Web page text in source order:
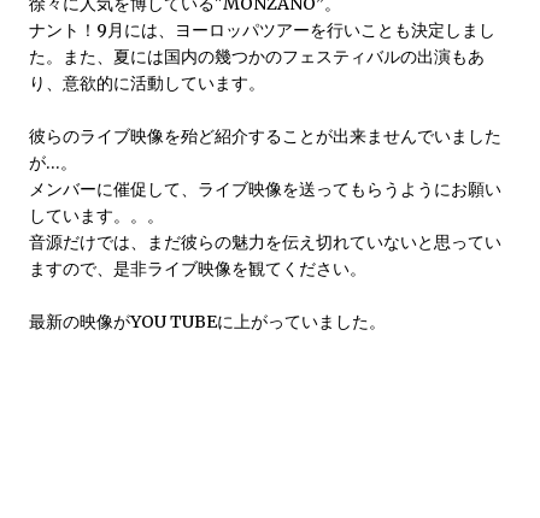
ナント！9月には、ヨーロッパツアーを行いことも決定しまし
た。また、夏には国内の幾つかのフェスティバルの出演もあ
り、意欲的に活動しています。
彼らのライブ映像を殆ど紹介することが出来ませんでいました
が…。
メンバーに催促して、ライブ映像を送ってもらうようにお願い
しています。。。
音源だけでは、まだ彼らの魅力を伝え切れていないと思ってい
ますので、是非ライブ映像を観てください。
最新の映像がYOU TUBEに上がっていました。